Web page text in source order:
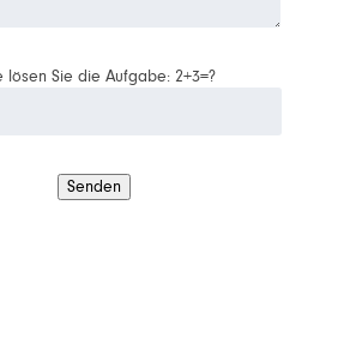
lösen Sie die Aufgabe: 2+3=?